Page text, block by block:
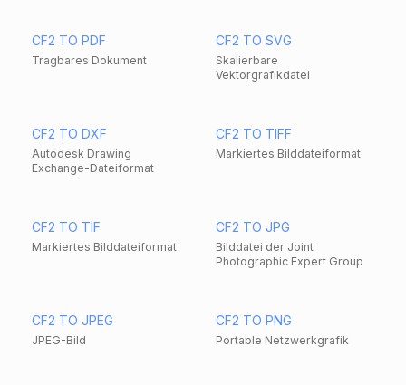
CF2 TO PDF
Tragbares Dokument
CF2 TO SVG
Skalierbare
Vektorgrafikdatei
CF2 TO DXF
Autodesk Drawing
Exchange-Dateiformat
CF2 TO TIFF
Markiertes Bilddateiformat
CF2 TO TIF
Markiertes Bilddateiformat
CF2 TO JPG
Bilddatei der Joint
Photographic Expert Group
CF2 TO JPEG
JPEG-Bild
CF2 TO PNG
Portable Netzwerkgrafik